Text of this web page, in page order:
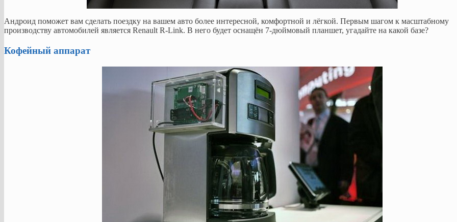
Андроид поможет вам сделать поездку на вашем авто более интересной, комфортной и лёгкой. Первым шагом к масштабному
производству автомобилей является Renault R-Link. В него будет оснащён 7-дюймовый планшет, угадайте на какой базе?
Кофейный аппарат